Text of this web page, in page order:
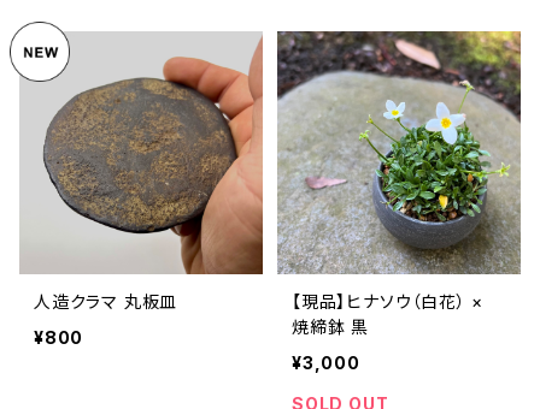
人造クラマ 丸板皿
¥800
【現品】ヒナソウ（白花） ×
焼締鉢 黒
¥3,000
SOLD OUT